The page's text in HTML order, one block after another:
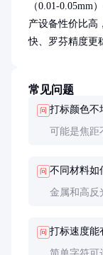
（0.01-0.05mm
产设备性价比高
快、罗芬精度更
常见问题
问 打标颜色不
可能是焦距
问 不同材料如
金属和高反
问 打标速度能